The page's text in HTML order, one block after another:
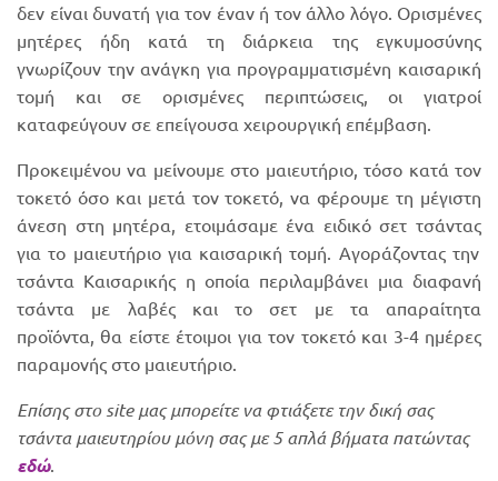
δεν είναι δυνατή για τον έναν ή τον άλλο λόγο. Ορισμένες
μητέρες ήδη κατά τη διάρκεια της εγκυμοσύνης
γνωρίζουν την ανάγκη για προγραμματισμένη καισαρική
τομή και σε ορισμένες περιπτώσεις, οι γιατροί
καταφεύγουν σε επείγουσα χειρουργική επέμβαση.
Προκειμένου να μείνουμε στο μαιευτήριο, τόσο κατά τον
τοκετό όσο και μετά τον τοκετό, να φέρουμε τη μέγιστη
άνεση στη μητέρα, ετοιμάσαμε ένα ειδικό σετ τσάντας
για το μαιευτήριο για καισαρική τομή. Αγοράζοντας την
τσάντα Καισαρικής η οποία περιλαμβάνει μια διαφανή
τσάντα με λαβέςκαι το σετ με τα απαραίτητα
προϊόντα, θα είστε έτοιμοι γιατον τοκετό και 3-4 ημέρες
παραμονής στο μαιευτήριο.
Επίσης στο site μας μπορείτε να φτιάξετε την δική σας
τσάντα μαιευτηρίου μόνη σας με 5 απλά βήματα πατώντας
εδώ.